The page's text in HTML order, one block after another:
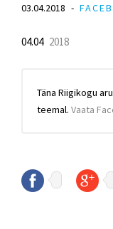
03.04.2018
04.04 2018
Täna Riigikogu
teemal. Vaata